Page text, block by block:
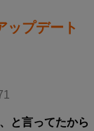
ップデート
と言ってたから